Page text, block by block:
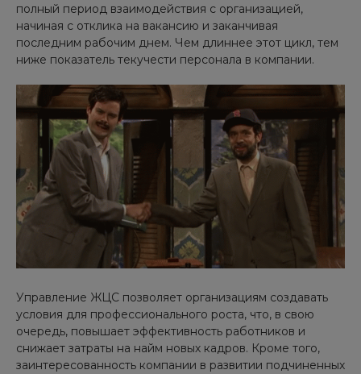
полный период взаимодействия с организацией,
начиная с отклика на вакансию и заканчивая
последним рабочим днем. Чем длиннее этот цикл, тем
ниже показатель текучести персонала в компании.
Управление ЖЦС позволяет организациям создавать
условия для профессионального роста, что, в свою
очередь, повышает эффективность работников и
снижает затраты на найм новых кадров. Кроме того,
заинтересованность компании в развитии подчиненных